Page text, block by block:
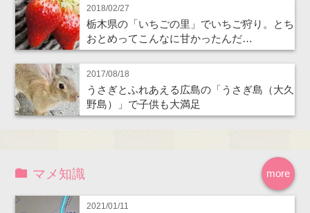
2018/02/27
栃木県の「いちごの里」でいちご狩り。とち
おとめってこんなに甘かったんだ…
2017/08/18
うさぎとふれあえる広島の「うさぎ島（大久
野島）」で子供も大満足
more
マメ知識
2021/01/11